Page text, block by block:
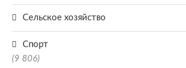
Сельское хозяйство
Спорт
(9 806)